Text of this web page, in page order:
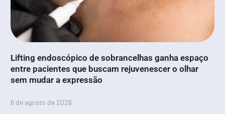
Lifting endoscópico de sobrancelhas ganha espaço
entre pacientes que buscam rejuvenescer o olhar
sem mudar a expressão
6 de agosto de 2026